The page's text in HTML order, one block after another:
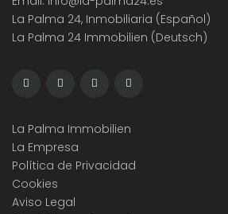
La Palma 24, Inmobiliaria (Español)
La Palma 24 Immobilien (Deutsch)
La Palma Immobilien
La Empresa
Política de Privacidad
Cookies
Aviso Legal